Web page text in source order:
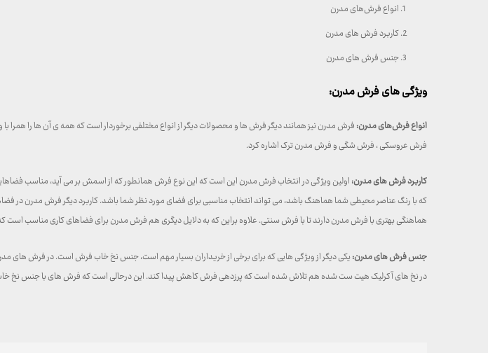
انواع فرش‌های مدرن
کاربرد فرش های مدرن
جنس فرش های مدرن
ویژگی های فرش مدرن:
انواع فرش‌های مدرن:فرش مدرن نیز همانند دیگر فرش ها و محصولات دیگر از انواع مختلفی برخوردار است که همه ی آن ها را
فرش عروسکی ، فرش شگی و فرش مدرن ترک اشاره کرد.
کاربرد فرش های مدرن:اولین ویژگی در انتخاب فرش مدرن این است که این نوع فرش همانطور که از اسمش بر می آید، مناسب
که با رنگ عناصر محیطی شما هماهنگ باشد، می تواند انتخاب مناسبی برای فضای مورد نظر شما باشد. کاربرد دیگر فرش مدرن در
هماهنگی بهتری با فرش مدرن دارند تا با فرش سنتی. علاوه براین که به دلایل دیگری هم فرش مدرن برای فضاهای کاری مناسب است
جنس فرش های مدرن:یکی دیگر از ویژگی هایی که برای برخی از خریداران بسیار مهم است، جنس نخ خاب فرش است. در فرش های
در نخ های آکرلیک هیت ست شده هم تلاش شده است که پرزدهی فرش کاهش پیدا کند. این درحالی است که فرش های با جنس نخ خاب